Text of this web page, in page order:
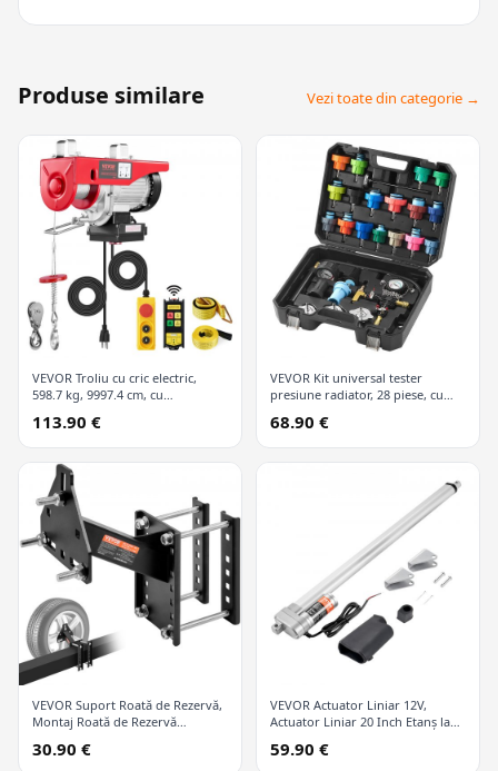
Produse similare Vezi toate din categorie →
VEVOR Troliu cu cric electric,
598.7 kg, 9997.4 cm, cu
cu fir
113.90 €
VEVOR Kit universal tester
presiune radiator, 28 piese, cu
codificate după culori, kit vid
refill pentru sisteme de răcire
68.90 €
VEVOR Suport Roată de Rezervă,
Montaj Roată de Rezervă
Accesorii Remorcă Utilitară se
30.90 €
VEVOR Actuator Liniar 12V,
Actuator Liniar 20 Inch Etanș la
Actuator Mișcare Liniară cu
59.90 €